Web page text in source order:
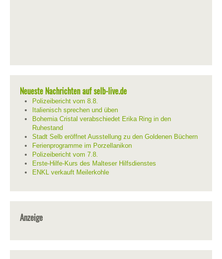
Neueste Nachrichten auf selb-live.de
Polizeibericht vom 8.8.
Italienisch sprechen und üben
Bohemia Cristal verabschiedet Erika Ring in den
Ruhestand
Stadt Selb eröffnet Ausstellung zu den Goldenen Büchern
Ferienprogramme im Porzellanikon
Polizeibericht vom 7.8.
Erste-Hilfe-Kurs des Malteser Hilfsdienstes
ENKL verkauft Meilerkohle
Anzeige